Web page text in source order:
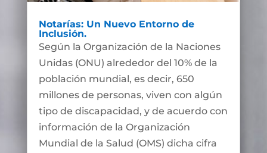
Notarías: Un Nuevo Entorno de
Inclusión.
Según la Organización de la Naciones
Unidas (ONU) alrededor del 10% de la
población mundial, es decir, 650
millones de personas, viven con algún
tipo de discapacidad, y de acuerdo con
información de la Organización
Mundial de la Salud (OMS) dicha cifra